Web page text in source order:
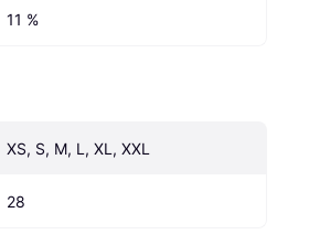
11 %
XS, S, M, L, XL, XXL
28